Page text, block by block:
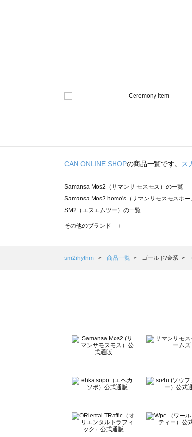
CAN ONLINE SHOPの商品一覧です。 ス
Samansa Mos2（サマンサ モスモス）の一覧
Samansa Mos2 home's（サマンサモスモスホ
SM2（エスエムツー）の一覧
TSUHARU by Samansa Mos2（ツハルバイサマ
Samansa Mos2 Lagom（サマンサモスモス ラ
BETTY'S BLUE（べティーズブルー）の一覧
Wpc.（ワールドパーティー）の一覧
その他のブランド ＋
sm2rhythm 商品一覧 ゴールド/金系